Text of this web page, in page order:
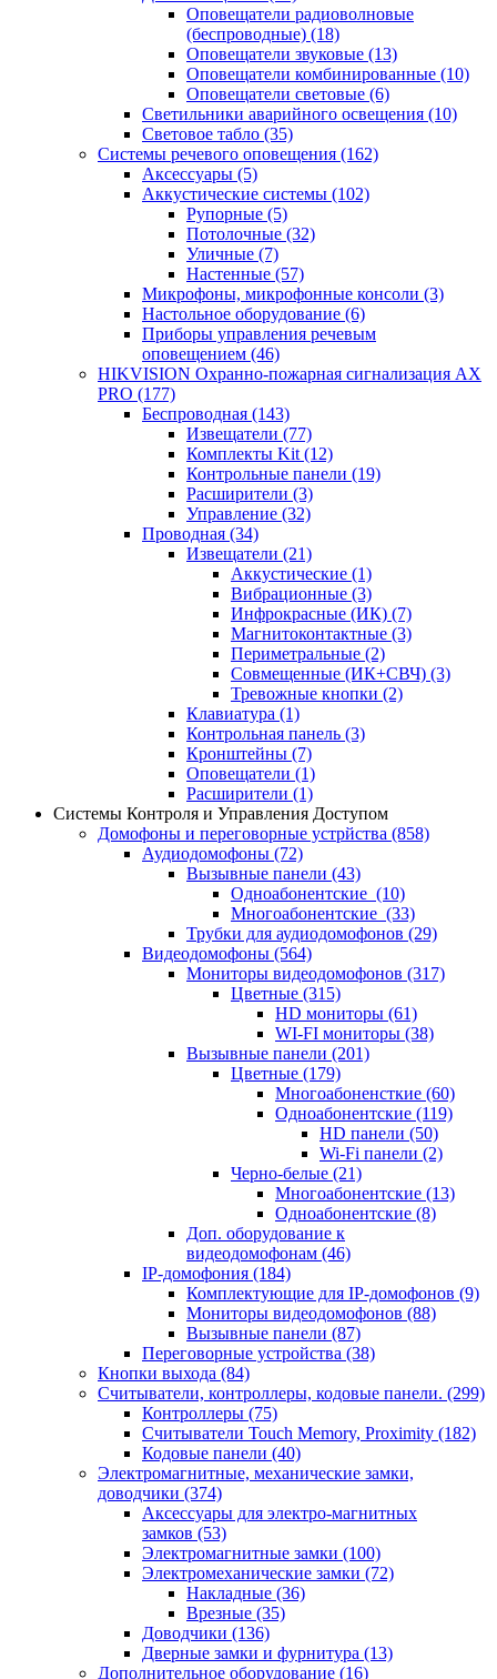
Оповещатели радиоволновые
(беспроводные) (18)
Оповещатели звуковые (13)
Оповещатели комбинированные (10)
Оповещатели световые (6)
Светильники аварийного освещения (10)
Световое табло (35)
Системы речевого оповещения (162)
Аксессуары (5)
Аккустические системы (102)
Рупорные (5)
Потолочные (32)
Уличные (7)
Настенные (57)
Микрофоны, микрофонные консоли (3)
Настольное оборудование (6)
Приборы управления речевым
оповещением (46)
HIKVISION Охранно-пожарная сигнализация AX
PRO (177)
Беспроводная (143)
Извещатели (77)
Комплекты Kit (12)
Контрольные панели (19)
Расширители (3)
Управление (32)
Проводная (34)
Извещатели (21)
Аккустические (1)
Вибрационные (3)
Инфрокрасные (ИК) (7)
Магнитоконтактные (3)
Периметральные (2)
Совмещенные (ИК+СВЧ) (3)
Тревожные кнопки (2)
Клавиатура (1)
Контрольная панель (3)
Кронштейны (7)
Оповещатели (1)
Расширители (1)
Системы Контроля и Управления Доступом
Домофоны и переговорные устрйства (858)
Аудиодомофоны (72)
Вызывные панели (43)
Одноабонентские (10)
Многоабонентские (33)
Трубки для аудиодомофонов (29)
Видеодомофоны (564)
Мониторы видеодомофонов (317)
Цветные (315)
HD мониторы (61)
WI-FI мониторы (38)
Вызывные панели (201)
Цветные (179)
Многоабоненсткие (60)
Одноабонентские (119)
HD панели (50)
Wi-Fi панели (2)
Черно-белые (21)
Многоабонентские (13)
Одноабонентские (8)
Доп. оборудование к
видеодомофонам (46)
IP-домофония (184)
Комплектующие для IP-домофонов (9)
Мониторы видеодомофонов (88)
Вызывные панели (87)
Переговорные устройства (38)
Кнопки выхода (84)
Считыватели, контроллеры, кодовые панели. (299)
Контроллеры (75)
Считыватели Touch Memory, Proximity (182)
Кодовые панели (40)
Электромагнитные, механические замки,
доводчики (374)
Аксессуары для электро-магнитных
замков (53)
Электромагнитные замки (100)
Электромеханические замки (72)
Накладные (36)
Врезные (35)
Доводчики (136)
Дверные замки и фурнитура (13)
Дополнительное оборудование (16)